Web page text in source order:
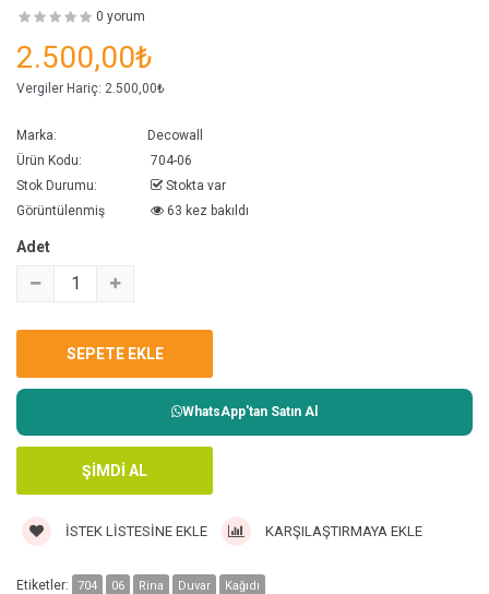
0 yorum
2.500,00₺
Vergiler Hariç: 2.500,00₺
Marka:
Decowall
Ürün Kodu:
704-06
Stok Durumu:
Stokta var
Görüntülenmiş
63 kez bakıldı
Adet
WhatsApp'tan Satın Al
İSTEK LISTESINE EKLE KARŞILAŞTIRMAYA EKLE
Etiketler: 704 06 Rina Duvar Kağıdı